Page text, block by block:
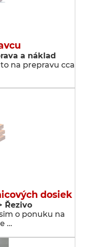
a náklad
na prepravu cca
dosiek
Řezivo
o ponuku na
…